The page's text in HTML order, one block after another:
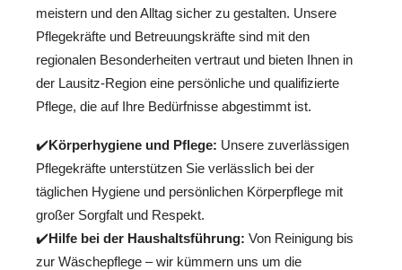
meistern und den Alltag sicher zu gestalten. Unsere
Pflegekräfte und Betreuungskräfte sind mit den
regionalen Besonderheiten vertraut und bieten Ihnen in
der Lausitz-Region eine persönliche und qualifizierte
Pflege, die auf Ihre Bedürfnisse abgestimmt ist.
✔️Körperhygiene und Pflege: Unsere zuverlässigen
Pflegekräfte unterstützen Sie verlässlich bei der
täglichen Hygiene und persönlichen Körperpflege mit
großer Sorgfalt und Respekt.
✔️Hilfe bei der Haushaltsführung: Von Reinigung bis
zur Wäschepflege – wir kümmern uns um die